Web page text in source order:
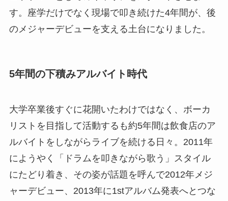
す。座学だけでなく現場で叩き続けた4年間が、後
のメジャーデビューを支える土台になりました。
5年間の下積みアルバイト時代
大学卒業後すぐに花開いたわけではなく、ボーカ
リストを目指して活動するも約5年間は飲食店のア
ルバイトをしながらライブを続ける日々。2011年
にようやく「ドラムを叩きながら歌う」スタイル
にたどり着き、その姿が話題を呼んで2012年メジ
ャーデビュー、2013年に1stアルバム発表へとつな